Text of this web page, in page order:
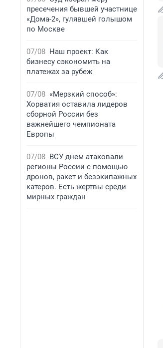
пресечения бывшей участнице
«Дома-2», гулявшей голышом
по Москве
07/08 Наш проект: Как
бизнесу сэкономить на
платежах за рубеж
07/08 «Мерзкий способ»:
Хорватия оставила лидеров
сборной России без
важнейшего чемпионата
Европы
07/08 ВСУ днем атаковали
регионы России с помощью
дронов, ракет и безэкипажных
катеров. Есть жертвы среди
мирных граждан